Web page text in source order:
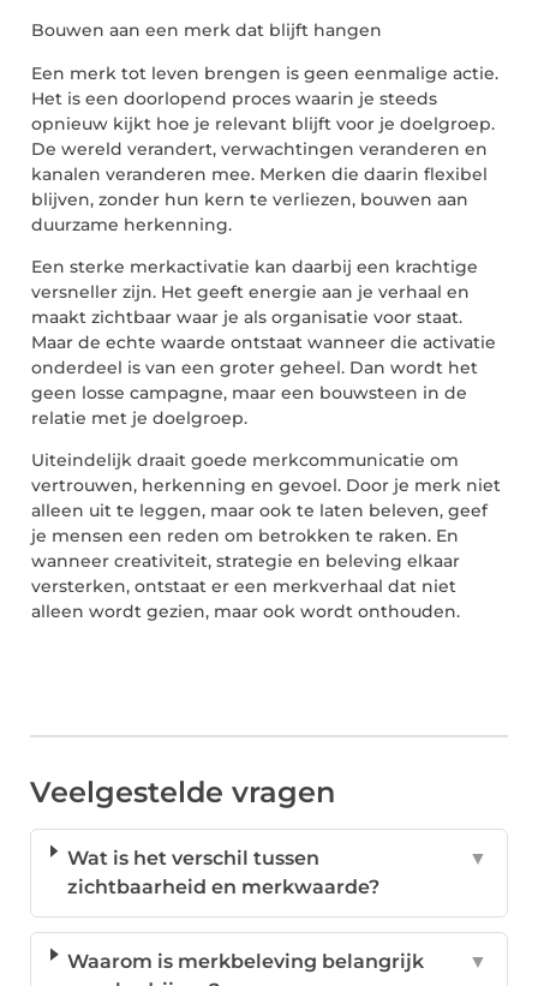
Bouwen aan een merk dat blijft hangen
Een merk tot leven brengen is geen eenmalige actie.
Het is een doorlopend proces waarin je steeds
opnieuw kijkt hoe je relevant blijft voor je doelgroep.
De wereld verandert, verwachtingen veranderen en
kanalen veranderen mee. Merken die daarin flexibel
blijven, zonder hun kern te verliezen, bouwen aan
duurzame herkenning.
Een sterke merkactivatie kan daarbij een krachtige
versneller zijn. Het geeft energie aan je verhaal en
maakt zichtbaar waar je als organisatie voor staat.
Maar de echte waarde ontstaat wanneer die activatie
onderdeel is van een groter geheel. Dan wordt het
geen losse campagne, maar een bouwsteen in de
relatie met je doelgroep.
Uiteindelijk draait goede merkcommunicatie om
vertrouwen, herkenning en gevoel. Door je merk niet
alleen uit te leggen, maar ook te laten beleven, geef
je mensen een reden om betrokken te raken. En
wanneer creativiteit, strategie en beleving elkaar
versterken, ontstaat er een merkverhaal dat niet
alleen wordt gezien, maar ook wordt onthouden.
Veelgestelde vragen
Wat is het verschil tussen
zichtbaarheid en merkwaarde?
▼
Waarom is merkbeleving belangrijk
▼